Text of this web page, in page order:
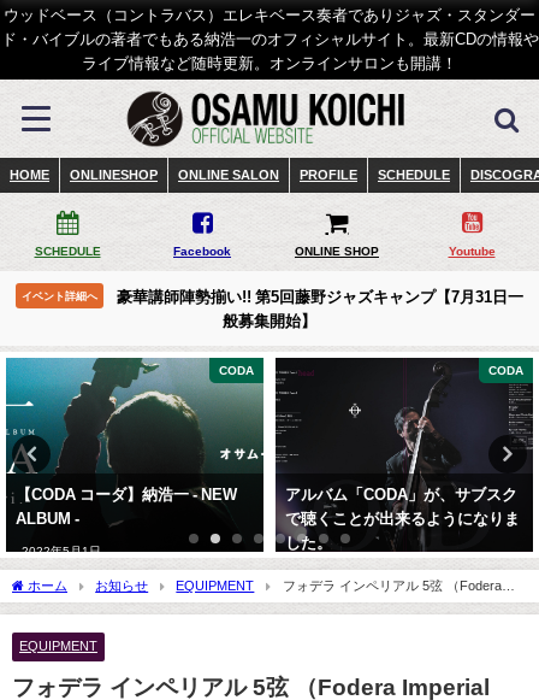
ウッドベース（コントラバス）エレキベース奏者でありジャズ・スタンダー
ド・バイブルの著者でもある納浩一のオフィシャルサイト。最新CDの情報や
ライブ情報など随時更新。オンラインサロンも開講！
HOME ONLINESHOP ONLINE SALON PROFILE SCHEDULE
SCHEDULE Facebook ONLINE SHOP Youtube
イベント詳細へ
豪華講師陣勢揃い!! 第5回藤野ジャズキャンプ【7月31日一
般募集開始】
CODA
【CODA コーダ】納浩一 - NEW
ALBUM -
2022年5月1日
CODA
アルバム「CODA」が、サブスク
で聴くことが出来るようになりま
した。
ホーム お知らせ EQUIPMENT
フォデラ インペリアル 5弦 （Fodera
Imperial 5Elite）
EQUIPMENT
フォデラ インペリアル 5弦 （Fodera Imperial